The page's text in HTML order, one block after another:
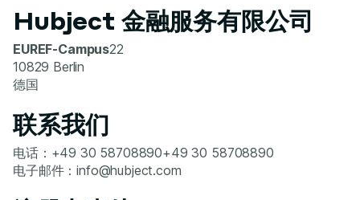
Hubject 金融服务有限公司
‍EUREF-Campus22
10829 Berlin
德国
联系我们
电话：+49 30 58708890+49 30 58708890
电子邮件：info@hubject.com